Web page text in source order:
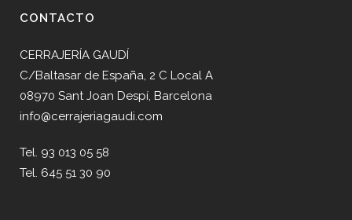
CONTACTO
CERRAJERÍA GAUDÍ
C/Baltasar de España, 2 C Local A
08970 Sant Joan Despí, Barcelona
info@cerrajeriagaudi.com
Tel. 93 013 05 58
Tel. 645 51 30 90